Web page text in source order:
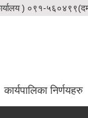
) ०९१-
कार्यपालिका निर्णयहरु